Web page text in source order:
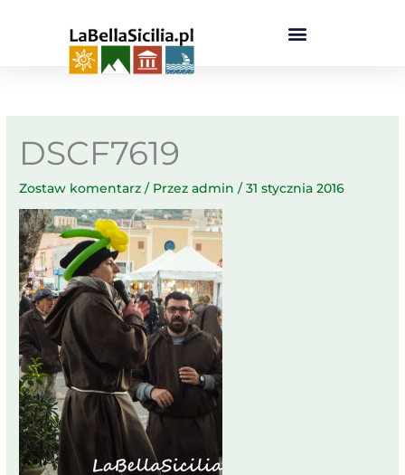
DSCF7619
Zostaw komentarz / Przezadmin/31 stycznia 2016